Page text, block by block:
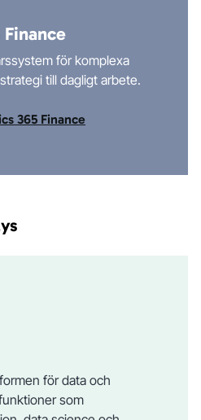
för komplexa
till dagligt arbete.
365 Finance
för data och
som